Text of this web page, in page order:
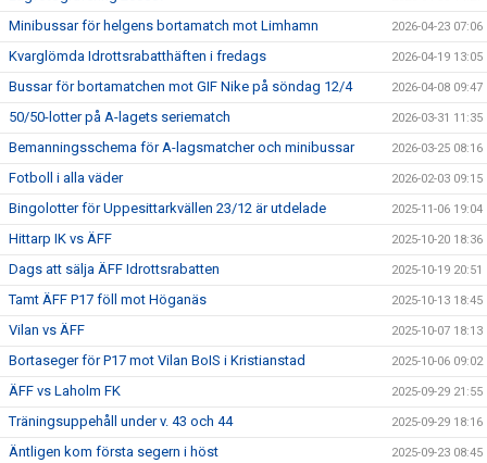
Minibussar för helgens bortamatch mot Limhamn 2026-04-23 07:06
Kvarglömda Idrottsrabatthäften i fredags 2026-04-19 13:05
Bussar för bortamatchen mot GIF Nike på söndag 12/4 2026-04-08 09:47
50/50-lotter på A-lagets seriematch 2026-03-31 11:35
Bemanningsschema för A-lagsmatcher och minibussar 2026-03-25 08:16
Fotboll i alla väder 2026-02-03 09:15
Bingolotter för Uppesittarkvällen 23/12 är utdelade 2025-11-06 19:04
Hittarp IK vs ÄFF 2025-10-20 18:36
Dags att sälja ÄFF Idrottsrabatten 2025-10-19 20:51
Tamt ÄFF P17 föll mot Höganäs 2025-10-13 18:45
Vilan vs ÄFF 2025-10-07 18:13
Bortaseger för P17 mot Vilan BoIS i Kristianstad 2025-10-06 09:02
ÄFF vs Laholm FK 2025-09-29 21:55
Träningsuppehåll under v. 43 och 44 2025-09-29 18:16
Äntligen kom första segern i höst 2025-09-23 08:45